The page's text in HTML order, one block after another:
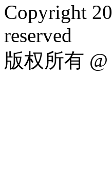
Copyright
reserved
版权所有